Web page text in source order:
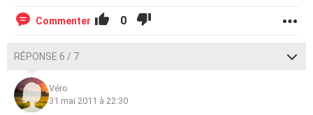
Commenter 0
RÉPONSE 6 / 7
Véro
31 mai 2011 à 22:30